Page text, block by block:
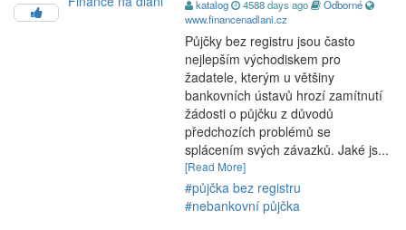
katalog 4588 days ago
Odborné
www.financenadlani.cz
Půjčky bez registru jsou často
nejlepším východiskem pro
žadatele, kterým u většiny
bankovních ústavů hrozí zamítnutí
žádosti o půjčku z důvodů
předchozích problémů se
splácením svých závazků. Jaké js...
[Read More]
#půjčka bez registru
#nebankovní půjčka